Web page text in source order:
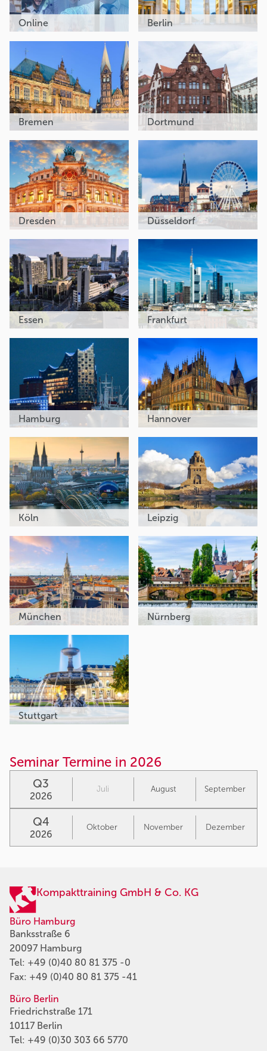
Online Berlin
Bremen Dortmund
Dresden Düsseldorf
Essen Frankfurt
Hamburg Hannover
Köln Leipzig
München Nürnberg
Stuttgart
Seminar Termine in 2026
Q3
2026
Juli August September
Q4
2026
Oktober November Dezember
Kompakttraining GmbH & Co. KG
Büro Hamburg
Banksstraße 6
20097 Hamburg
Tel: +49 (0)40 80 81 375 -0
Fax: +49 (0)40 80 81 375 -41
Büro Berlin
Friedrichstraße 171
10117 Berlin
Tel: +49 (0)30 303 66 5770